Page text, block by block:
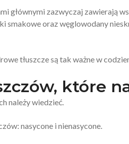
głównymi zazwyczaj zawierają
smakowe oraz węglowodany
tłuszcze są tak ważne w
które
należy wiedzieć.
nasycone i nienasycone.